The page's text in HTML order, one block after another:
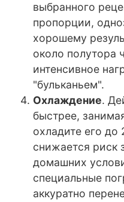
выбранного
пропорции,
хорошему
около полутора
интенсивное
"бульканьем".
Охлаждение.
быстрее,
охладите его до
снижается риск
домашних
специальные
аккуратно